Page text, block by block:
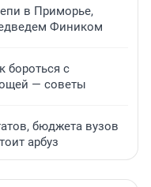
в Приморье,
Фиником
бороться с
— советы
бюджета вузов
арбуз